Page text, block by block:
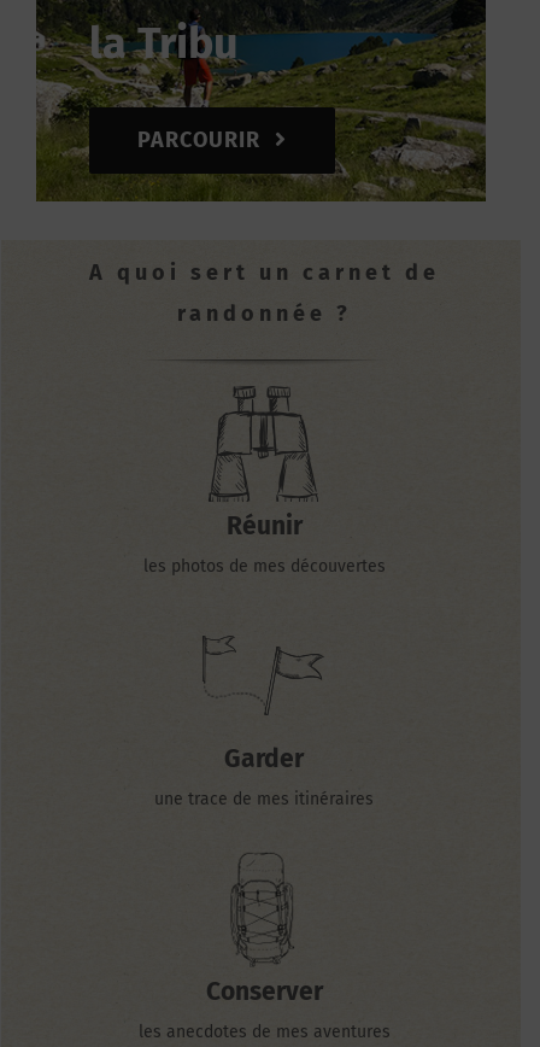
la Tribu
PARCOURIR
A quoi sert un ca rnet de
randonnée ?
Réunir
les photos de mes découvertes
Garder
une trace de mes itinéraires
Conserver
les anecdotes de mes aventures